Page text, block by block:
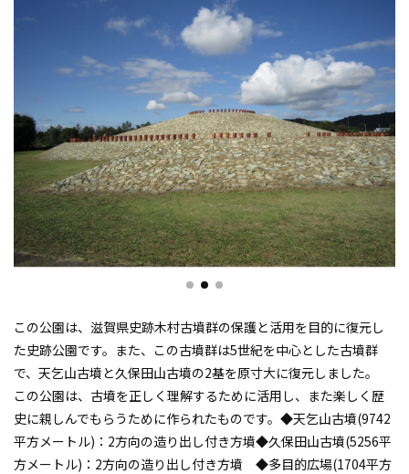
この公園は、滋賀県史跡木村古墳群の保護と活用を目的に復元し
た史跡公園です。また、この古墳群は5世紀を中心とした古墳群
で、天乞山古墳と久保田山古墳の2基を原寸大に復元しました。
この公園は、古墳を正しく理解するために活用し、また楽しく歴
史に親しんでもらうために作られたものです。◆天乞山古墳(9742
平方メートル)：2方向の造り出し付き方墳◆久保田山古墳(5256平
方メートル)：2方向の造り出し付き方墳 ◆多目的広場(1704平方